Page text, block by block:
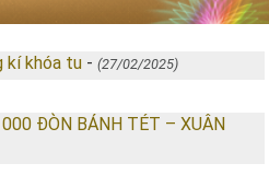
kí khóa tu - (27/02/2025)
ĐÒN BÁNH TÉT – XUÂN